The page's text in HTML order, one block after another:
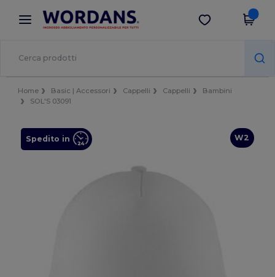
× App Wordans
Prezzi migliori sull'app!
Scarica app
Home Basic | Accessori Cappelli Cappelli
Bambini
SOL'S 03091
W2
Spedito in